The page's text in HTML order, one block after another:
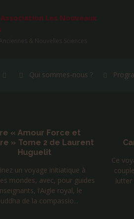
& Nouvelles Sciences
Qui sommes-nous ?
Voyage solidaire au
Cambodge – Janvier 2027
Ce voyage solidaire est organisé par un
d'enseignants de Qi gong pour
contre le travail des enfants les
plus démun...